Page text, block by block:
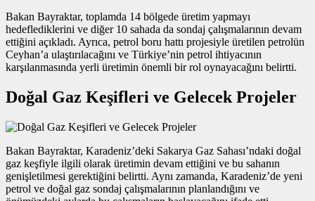
Bakan Bayraktar, toplamda 14 bölgede üretim yapmayı
hedeflediklerini ve diğer 10 sahada da sondaj çalışmalarının devam
ettiğini açıkladı. Ayrıca, petrol boru hattı projesiyle üretilen petrolün
Ceyhan’a ulaştırılacağını ve Türkiye’nin petrol ihtiyacının
karşılanmasında yerli üretimin önemli bir rol oynayacağını belirtti.
Doğal Gaz Keşifleri ve Gelecek Projeler
Bakan Bayraktar, Karadeniz’deki Sakarya Gaz Sahası’ndaki doğal
gaz keşfiyle ilgili olarak üretimin devam ettiğini ve bu sahanın
genişletilmesi gerektiğini belirtti. Aynı zamanda, Karadeniz’de yeni
petrol ve doğal gaz sondaj çalışmalarının planlandığını ve